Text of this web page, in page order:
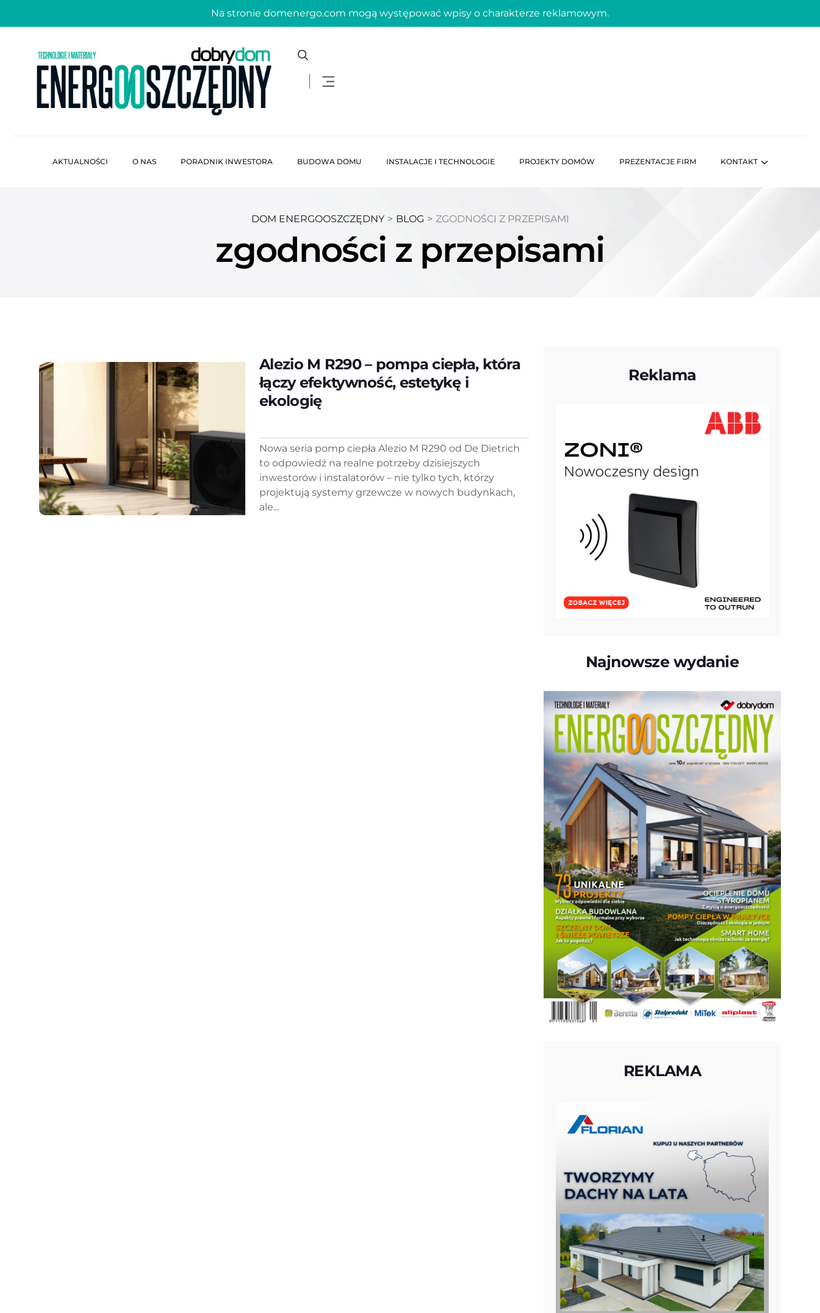
Na stronie domenergo.com mogą występować wpisy o charakterze reklamowym.
AKTUALNOŚCI O NAS PORADNIK INWESTORA BUDOWA DOMU INSTALACJE I TECHNOLOGIE PROJEKTY DOMÓW PREZENTACJE FIRM KONTAKT
DOM ENERGOOSZCZĘDNY > BLOG > ZGODNOŚCI Z PRZEPISAMI
zgodności z przepisami
Alezio M R290 – pompa ciepła, która
łączy efektywność, estetykę i
ekologię
Nowa seria pomp ciepła Alezio M R290 od De Dietrich
to odpowiedź na realne potrzeby dzisiejszych
inwestorów i instalatorów – nie tylko tych, którzy
projektują systemy grzewcze w nowych budynkach,
ale...
Reklama
Najnowsze wydanie
REKLAMA